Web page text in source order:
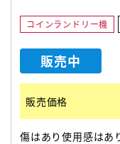
コインランドリー機
販売中
販売価格
傷はあり使用感はあ